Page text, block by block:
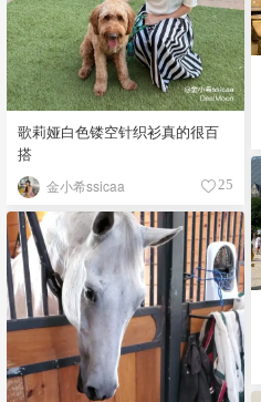
歌莉娅白色镂空针织衫真的很百
搭
金小希ssicaa 25